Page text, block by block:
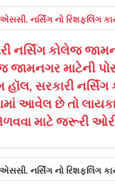
નર્સિંગ નો રિશફલિંગ
નર્સિંગ કોલેજ
જામનગર માટેની
હૉલ, સરકારી
આવેલ છે તો
માટે જરૂરી
નર્સિંગ નો રિશફલિંગ